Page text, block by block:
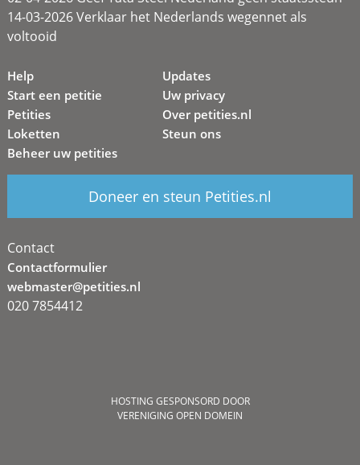
14-03-2026 Verklaar het Nederlands wegennet als
voltooid
Help
Start een petitie
Petities
Loketten
Beheer uw petities
Updates
Uw privacy
Over petities.nl
Steun ons
Doneer en steun Petities.nl
Contact
Contactformulier
webmaster@petities.nl
020 7854412
HOSTING GESPONSORD DOOR
VERENIGING OPEN DOMEIN